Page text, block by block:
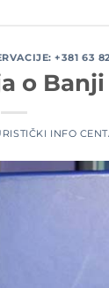
+381 63
o
INFO